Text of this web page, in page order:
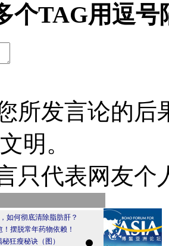
个TAG用逗号
所发言论的后
明。
只代表网友个
如何彻底清除脂肪肝？
摆脱常年药物依赖！
狂瘦秘诀（图）